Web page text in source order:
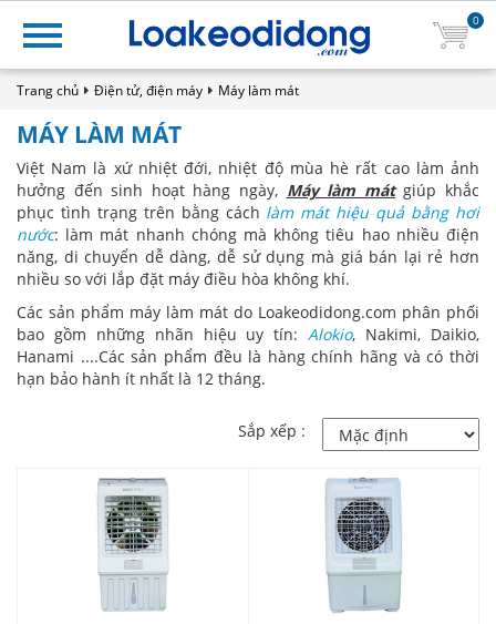
0
Trang chủ Điện tử, điện máy Máy làm mát
MÁY LÀM MÁT
Việt Nam là xứ nhiệt đới, nhiệt độ mùa hè rất cao làm ảnh
hưởng đến sinh hoạt hàng ngày, Máy làm mátgiúp khắc
phục tình trạng trên bằng cách làm mát hiệu quả bằng hơi
nước: làm mát nhanh chóng mà không tiêu hao nhiều điện
năng, di chuyển dễ dàng, dễ sử dụng mà giá bán lại rẻ hơn
nhiều so với lắp đặt máy điều hòa không khí.
Các sản phẩm máy làm mát do Loakeodidong.com phân phối
bao gồm những nhãn hiệu uy tín:Alokio, Nakimi, Daikio,
Hanami ....Các sản phẩm đều là hàng chính hãng và có thời
hạn bảo hành ít nhất là 12 tháng.
Sắp xếp :